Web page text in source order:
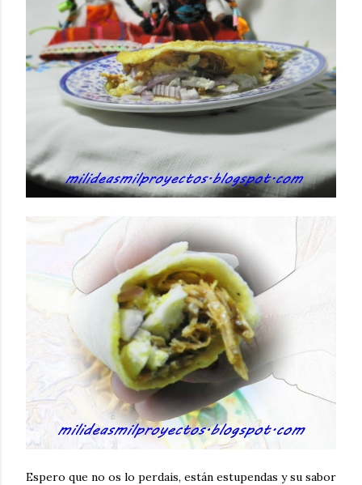
Espero que no os lo perdais, están estupendas y su sabor